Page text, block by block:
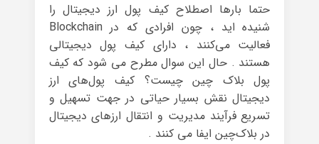
حتما بارها اصطلاح کیف پول ارز دیجیتال را
شنیده اید ، چون افرادی که در Blockchain
فعالیت می‌کنند ، دارای کیف پول دیجیتالی
هستند . حال این سوال مطرح می شود که کیف
پول بلاک چین چیست؟ کیف پول‌های ارز
دیجیتال نقش بسیار حیاتی در جهت تسهیل و
تسریع فرآیند مدیریت و انتقال ارزهای دیجیتال
در بلاک‌چین ایفا می کنند .